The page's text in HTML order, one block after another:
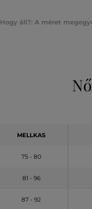
Hogy áll?: A méret
MELLKAS
75 - 80
81 - 96
87 - 92